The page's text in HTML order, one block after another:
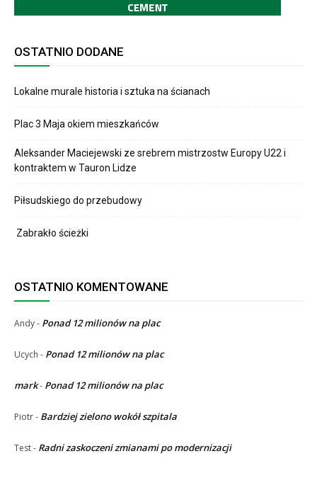
OSTATNIO DODANE
Lokalne murale historia i sztuka na ścianach
Plac 3 Maja okiem mieszkańców
Aleksander Maciejewski ze srebrem mistrzostw Europy U22 i
kontraktem w Tauron Lidze
Piłsudskiego do przebudowy
Zabrakło ścieżki
OSTATNIO KOMENTOWANE
Andy- Ponad 12 milionów na plac
Ucych - Ponad 12 milionów na plac
mark- Ponad 12 milionów na plac
Piotr- Bardziej zielono wokół szpitala
Test- Radni zaskoczeni zmianami po modernizacji